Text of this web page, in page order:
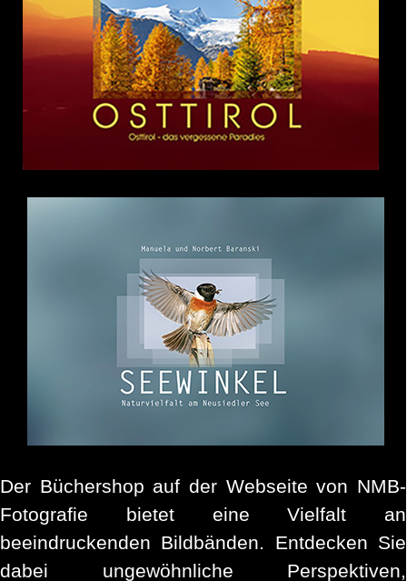
Der Büchershop auf der Webseite von NMB-
Fotografie bietet eine Vielfalt an
beeindruckenden Bildbänden. Entdecken Sie
dabei ungewöhnliche Perspektiven,